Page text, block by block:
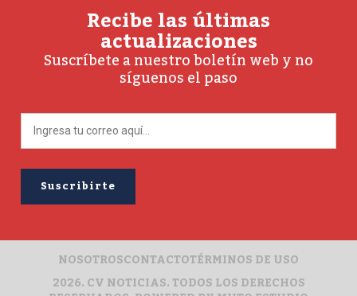
Recibe las últimas
actualizaciones
Suscríbete a nuestro boletín web y no
síguenos el paso
2026. CV NOTICIAS. TODOS LOS DERECHOS
NOSOTROSCONTACTOTÉRMINOS DE USO